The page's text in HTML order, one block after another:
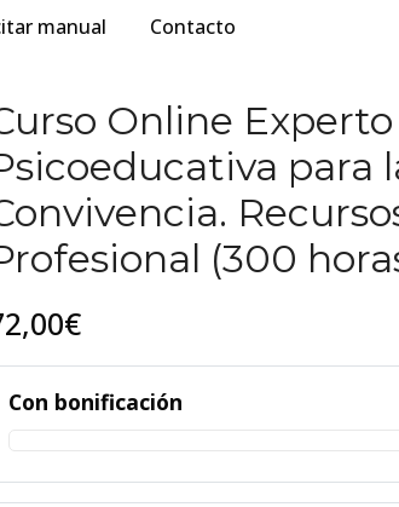
manual Contacto
Online
para
(300
Con bonificación